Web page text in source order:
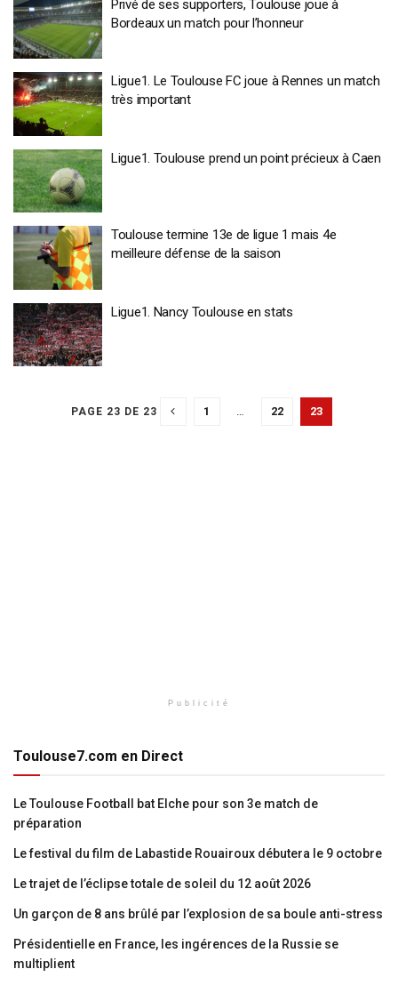
Privé de ses supporters, Toulouse joue à
Bordeaux un match pour l’honneur
Ligue1. Le Toulouse FC joue à Rennes un match
très important
Ligue1. Toulouse prend un point précieux à Caen
Toulouse termine 13e de ligue 1 mais 4e
meilleure défense de la saison
Ligue1. Nancy Toulouse en stats
PAGE 23 DE 23 1 … 22 23
Publicité
Toulouse7.com en Direct
Le Toulouse Football bat Elche pour son 3e match de
préparation
Le festival du film de Labastide Rouairoux débutera le 9 octobre
Le trajet de l’éclipse totale de soleil du 12 août 2026
Un garçon de 8 ans brûlé par l’explosion de sa boule anti-stress
Présidentielle en France, les ingérences de la Russie se
multiplient